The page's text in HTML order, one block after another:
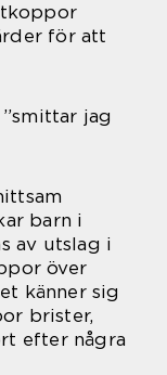
för att
jag
barn i
av utslag i
över
känner sig
brister,
efter några